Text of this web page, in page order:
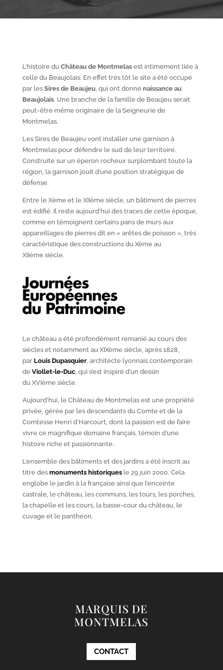
L’histoire duChâteau de Montmelasest intimement liée à
celle du Beaujolais. En effet très tôt le site a été occupé
par les Sires de Beaujeu, qui ont donné naissance au
Beaujolais. Une branche de la famille de Beaujeu serait
peut-être même originaire de la Seigneurie de
Montmelas.
Les Sires de Beaujeu vont installer une garnison à
Montmelas pour défendre le sud de leur territoire.
Construite sur un éperon rocheux surplombant toute la
région, la garnison jouit d’une position stratégique de
défense.
Entre le Xèmeet le XIIèmesiècle, un bâtiment de pierres
est édifié. Il reste aujourd’hui des traces de cette époque,
comme en témoignent certains pans de murs aux
appareillages de pierres dit en « arêtes de poisson », très
caractéristique des constructions du Xèmeau
XIIèmesiècle.
Le château a été profondément remanié au cours des
siècles et notamment au XIXèmesiècle, après 1828,
par Louis Dupasquier, architecte lyonnais contemporain
de Viollet-le-Duc, qui s’est inspiré d’un dessin
du XVIèmesiècle.
Aujourd’hui, le Château de Montmelas est une propriété
privée, gérée par les descendants du Comte et de la
Comtesse Henri d’Harcourt, dont la passion est de faire
vivre ce magnifique domaine français, témoin d’une
histoire riche et passionnante.
L’ensemble des bâtiments et des jardins a été inscrit au
titre des monuments historiquesle 29 juin 2000. Cela
englobe le jardin à la française ainsi que l’enceinte
castrale, le château, les communs, les tours, les porches,
la chapelle et les cours, la basse-cour du château, le
cuvage et le panthéon.
MARQUIS DE
MONTMELAS
CONTACT